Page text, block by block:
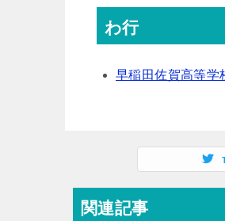
わ行
早稲田佐賀高等学
関連記事